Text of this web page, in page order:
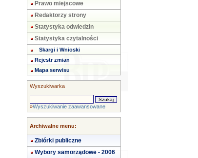
Prawo miejscowe
Redaktorzy strony
Statystyka odwiedzin
Statystyka czytalności
Skargi i Wnioski
Rejestr zmian
Mapa serwisu
Wyszukiwarka
»Wyszukiwanie zaawansowane
Archiwalne menu:
Zbiórki publiczne
Wybory samorządowe - 2006